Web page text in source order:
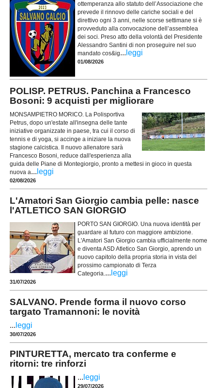
ottemperanza allo statuto dell’Associazione che
prevede il rinnovo delle cariche sociali e del
direttivo ogni 3 anni, nelle scorse settimane si è
provveduto alla convocazione dell’assemblea
dei soci. Preso atto della volontà del Presidente
Alessandro Santini di non proseguire nel suo
mandato cos&ig... leggi
01/08/2026
POLISP. PETRUS. Panchina a Francesco
Bosoni: 9 acquisti per migliorare
MONSAMPIETRO MORICO. La Polisportiva
Petrus, dopo un'estate all'insegna delle tante
iniziative organizzate in paese, tra cui il corso di
tennis e di yoga, si accinge a iniziare la nuova
stagione calcistica. Il nuovo allenatore sarà
Francesco Bosoni, reduce dall'esperienza alla
guida delle Piane di Montegiorgio, pronto a mettesi in gioco in questa
nuova a... leggi
02/08/2026
L'Amatori San Giorgio cambia pelle: nasce
l'ATLETICO SAN GIORGIO
PORTO SAN GIORGIO. Una nuova identità per
guardare al futuro con maggiore ambizione.
L'Amatori San Giorgio cambia ufficialmente nome
e diventa ASD Atletico San Giorgio, aprendo un
nuovo capitolo della propria storia in vista del
prossimo campionato di Terza
Categoria.... leggi
31/07/2026
SALVANO. Prende forma il nuovo corso
targato Tramannoni: le novità
... leggi
30/07/2026
PINTURETTA, mercato tra conferme e
ritorni: tre rinforzi
... leggi
29/07/2026